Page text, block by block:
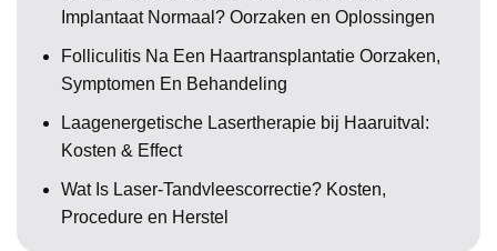
Implantaat Normaal? Oorzaken en Oplossingen
Folliculitis Na Een Haartransplantatie Oorzaken,
Symptomen En Behandeling
Laagenergetische Lasertherapie bij Haaruitval:
Kosten & Effect
Wat Is Laser-Tandvleescorrectie? Kosten,
Procedure en Herstel